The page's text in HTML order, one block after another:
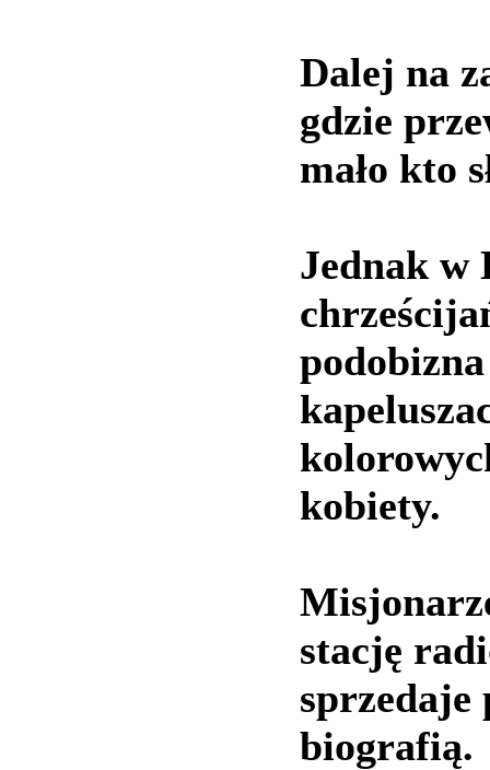
Dalej na
gdzie
mało kto
Jednak w
kobiety.
stację
sprzedaje
biografią.